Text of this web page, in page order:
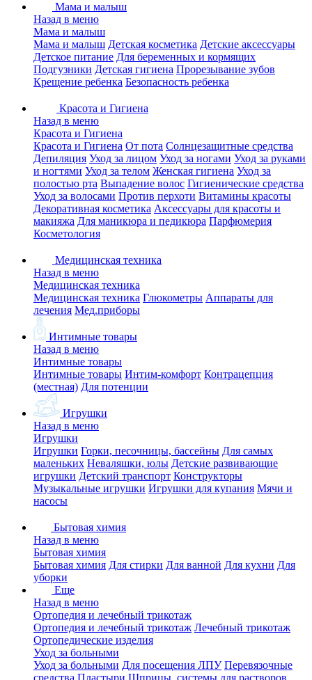
Мама и малыш
Назад в меню
Мама и малыш
Мама и малыш Детская косметика Детские аксессуары
Детское питание Для беременных и кормящих
Подгузники Детская гигиена Прорезывание зубов
Крещение ребенка Безопасность ребенка
Красота и Гигиена
Назад в меню
Красота и Гигиена
Красота и Гигиена От пота Солнцезащитные средства
Депиляция Уход за лицом Уход за ногами Уход за руками
и ногтями Уход за телом Женская гигиена Уход за
полостью рта Выпадение волос Гигиенические средства
Уход за волосами Против перхоти Витамины красоты
Декоративная косметика Аксессуары для красоты и
макияжа Для маникюра и педикюра Парфюмерия
Косметология
Медицинская техника
Назад в меню
Медицинская техника
Медицинская техника Глюкометры Аппараты для
лечения Мед.приборы
Интимные товары
Назад в меню
Интимные товары
Интимные товары Интим-комфорт Контрацепция
(местная) Для потенции
Игрушки
Назад в меню
Игрушки
Игрушки Горки, песочницы, бассейны Для самых
маленьких Неваляшки, юлы Детские развивающие
игрушки Детский транспорт Конструкторы
Музыкальные игрушки Игрушки для купания Мячи и
насосы
Бытовая химия
Назад в меню
Бытовая химия
Бытовая химия Для стирки Для ванной Для кухни Для
уборки
Еще
Назад в меню
Ортопедия и лечебный трикотаж
Ортопедия и лечебный трикотаж Лечебный трикотаж
Ортопедические изделия
Уход за больными
Уход за больными Для посещения ЛПУ Перевязочные
средства Пластыри Шприцы, системы для растворов